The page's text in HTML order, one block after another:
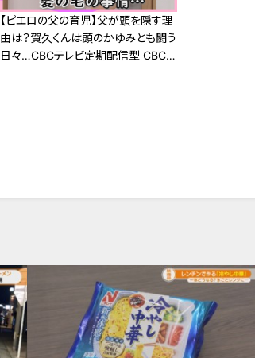
【ピエロの父の育児】父が頭を隠す理
由は？賀久くんは頭のかゆみとも闘う
日々…CBCテレビ定期配信型 CBCド